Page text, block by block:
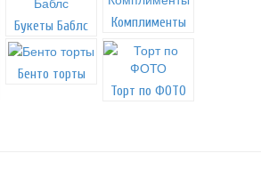
Букеты Баблс Комплименты
Бенто торты
Торт по ФОТО